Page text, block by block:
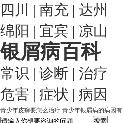
四川 | 南充 | 达州
绵阳 | 宜宾 | 凉山
银屑病百科
常识 | 诊断 | 治疗
危害 | 症状 | 病因
青少年皮癣要怎么治疗 青少年银屑病的病因有